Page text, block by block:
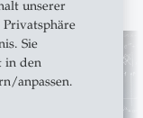
unserer
Sie
in den
anpassen.